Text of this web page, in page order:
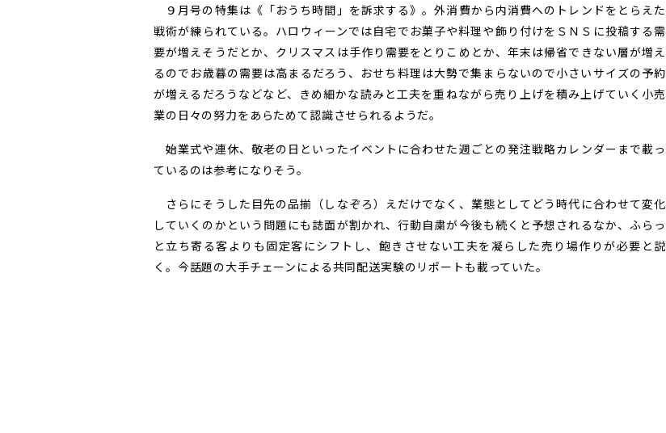
９月号の特集は《「おうち時間」を訴求する》。外消費から内消費へのトレンドをとらえた
戦術が練られている。ハロウィーンでは自宅でお菓子や料理や飾り付けをＳＮＳに投稿する需
要が増えそうだとか、クリスマスは手作り需要をとりこめとか、年末は帰省できない層が増え
るのでお歳暮の需要は高まるだろう、おせち料理は大勢で集まらないので小さいサイズの予約
が増えるだろうなどなど、きめ細かな読みと工夫を重ねながら売り上げを積み上げていく小売
業の日々の努力をあらためて認識させられるようだ。
始業式や連休、敬老の日といったイベントに合わせた週ごとの発注戦略カレンダーまで載っ
ているのは参考になりそう。
さらにそうした目先の品揃（しなぞろ）えだけでなく、業態としてどう時代に合わせて変化
していくのかという問題にも誌面が割かれ、行動自粛が今後も続くと予想されるなか、ふらっ
と立ち寄る客よりも固定客にシフトし、飽きさせない工夫を凝らした売り場作りが必要と説
く。今話題の大手チェーンによる共同配送実験のリポートも載っていた。